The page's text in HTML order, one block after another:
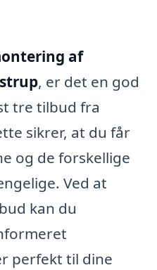
af
, er det en god
tre tilbud fra
sikrer, at du får
og de forskellige
Ved at
kan du
perfekt til dine